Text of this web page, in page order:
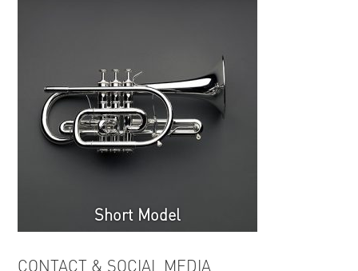
Short Model
CONTACT & SOCIAL MEDIA